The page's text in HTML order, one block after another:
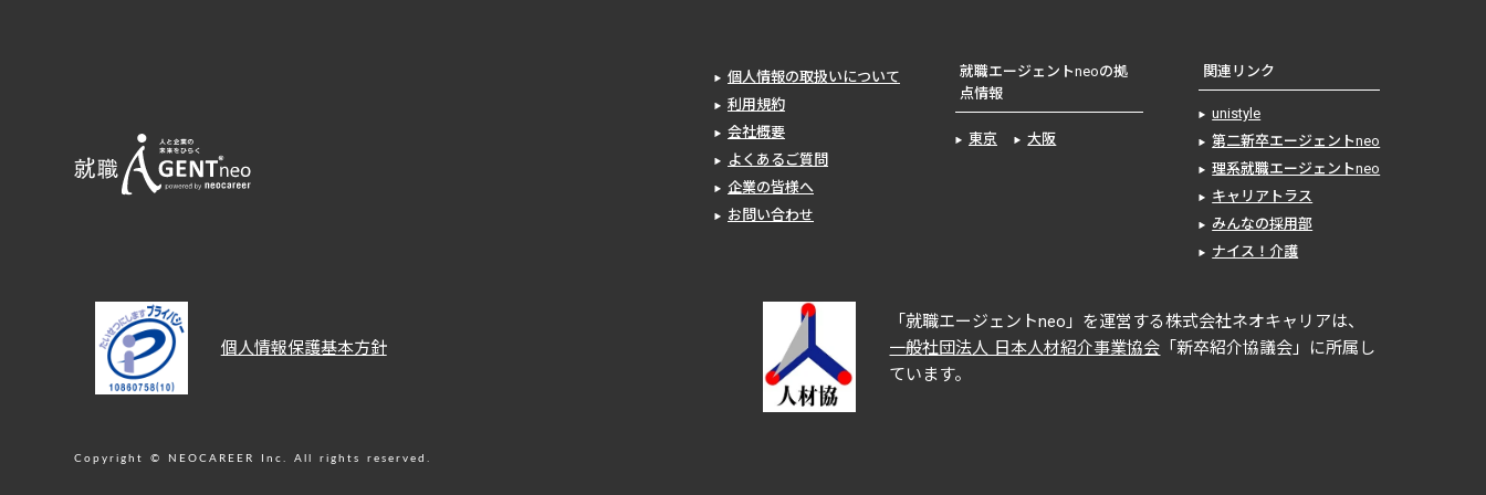
個人情報の取扱いについて
利用規約
会社概要
よくあるご質問
企業の皆様へ
お問い合わせ
就職エージェントneoの拠
点情報
東京 大阪
関連リンク
unistyle
第二新卒エージェントneo
理系就職エージェントneo
キャリアトラス
みんなの採用部
ナイス！介護
個人情報保護基本方針
「就職エージェントneo」を運営する株式会社ネオキャリアは、
一般社団法人 日本人材紹介事業協会 「新卒紹介協議会」に所属し
ています。
Copyright © NEOCAREER Inc. All rights reserved.